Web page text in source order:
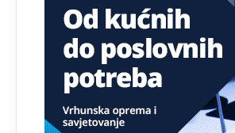
Ovo pravilo jeste unijelo opravdan
su u pitanju starije osobe, osobe sa
drhtavom rukom
Анонимно2819033 8/8/2026
Yes,nekada je bila corava kutija za
coravi biraci.